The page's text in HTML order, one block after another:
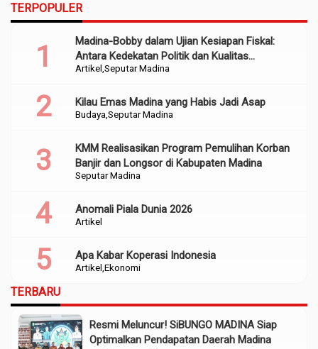
TERPOPULER
Artikel Seputar Madina
Madina-Bobby dalam Ujian Kesiapan Fiskal:
Antara Kedekatan Politik dan Kualitas
Perencanaan
BudayaSeputar Madina
Kilau Emas Madina yang Habis Jadi Asap
Seputar Madina
KMM Realisasikan Program Pemulihan Korban
Banjir dan Longsor di Kabupaten Madina
Artikel
Anomali Piala Dunia 2026
Artikel Ekonomi
Apa Kabar Koperasi Indonesia
TERBARU
Resmi Meluncur! SiBUNGO MADINA Siap
Optimalkan Pendapatan Daerah Madina